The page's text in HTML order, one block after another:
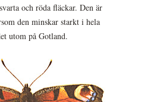
och röda fläckar. Den är
den minskar starkt i hela
utom på Gotland.